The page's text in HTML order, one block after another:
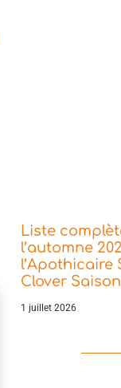
Liste
l’automne
l’Apothicaire
Clover
1 juillet 2026